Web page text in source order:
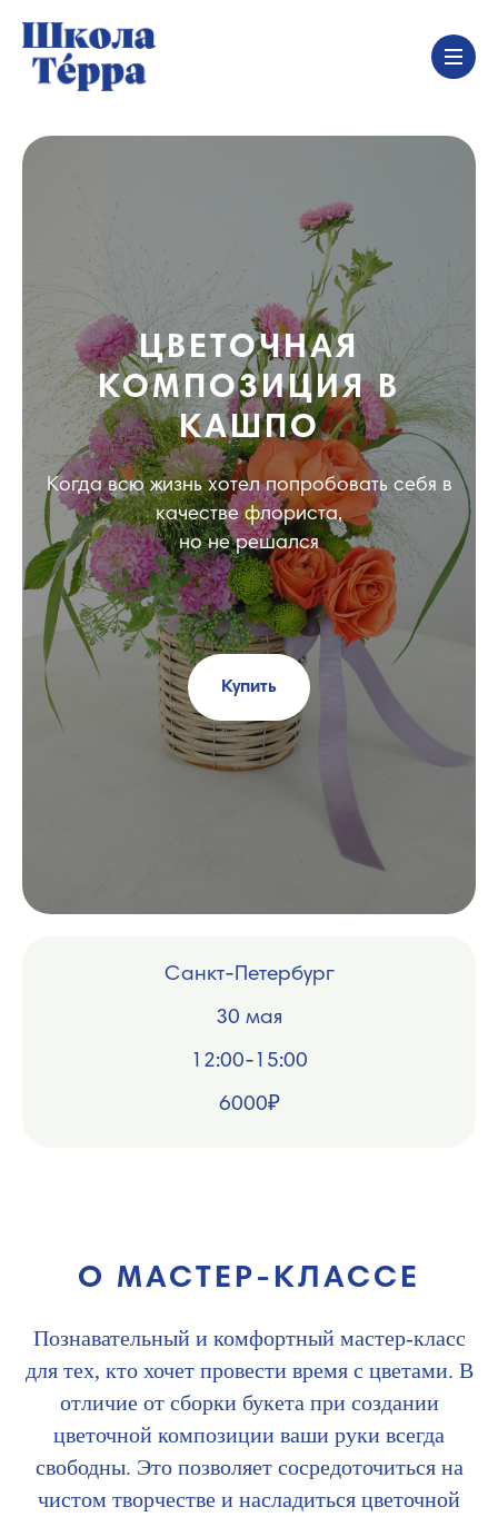
ЦВЕТОЧНАЯ
КОМПОЗИЦИЯ В
КАШПО
Когда всю жизнь хотел попробовать себя в
качестве флориста,
но не решался
Купить
30 мая
12:00-15:00
6000₽
Санкт-Петербург
О МАСТЕР-КЛАССЕ
Познавательный и комфортный мастер-класс
для тех, кто хочет провести время с цветами. В
отличие от сборки букета при создании
цветочной композиции ваши руки всегда
свободны. Это позволяет сосредоточиться на
чистом творчестве и насладиться цветочной